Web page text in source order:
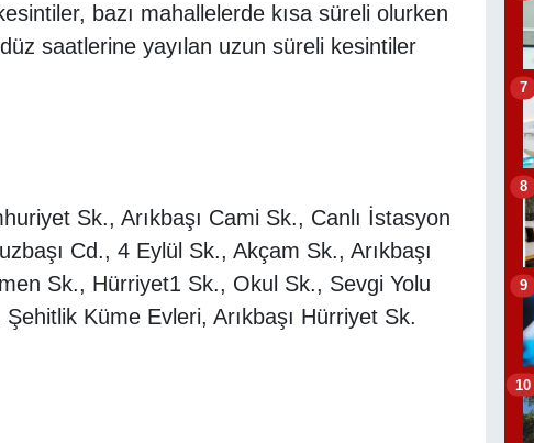
bazı mahallelerde kısa süreli olurken
saatlerine yayılan uzun süreli kesintiler
Sk., Arıkbaşı Cami Sk., Canlı İstasyon
Cd., 4 Eylül Sk., Akçam Sk., Arıkbaşı
Sk., Hürriyet1 Sk., Okul Sk., Sevgi Yolu
Küme Evleri, Arıkbaşı Hürriyet Sk.
7
8
9
10